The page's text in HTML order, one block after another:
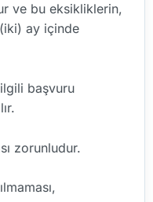
ve bu eksikliklerin,
ay içinde
ilgili başvuru
zorunludur.